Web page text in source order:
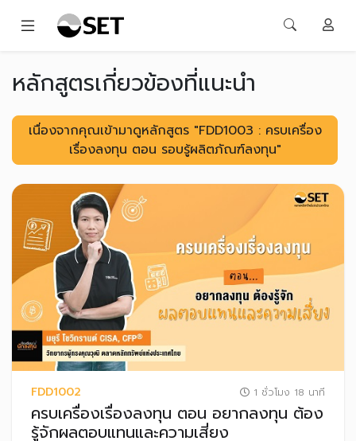
หลักสูตรเกี่ยวข้องที่แนะนำ
เนื่องจากคุณเข้ามาดูหลักสูตร "FDD1003 : ครบเครื่อง
เรื่องลงทุน ตอน รอบรู้ผลิตภัณฑ์ลงทุน"
FDD1002 1 ชั่วโมง 18 นาที
ครบเครื่องเรื่องลงทุน ตอน อยากลงทุน ต้อง
รู้จักผลตอบแทนและความเสี่ยง